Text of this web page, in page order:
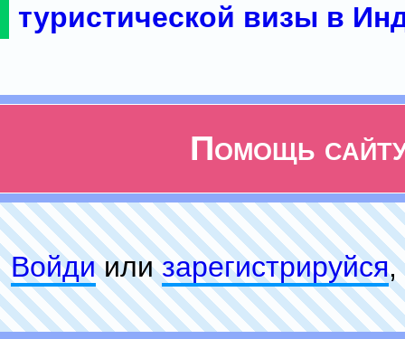
туристической визы в
Помощь
Войдиилизарeгиcтpируйся,